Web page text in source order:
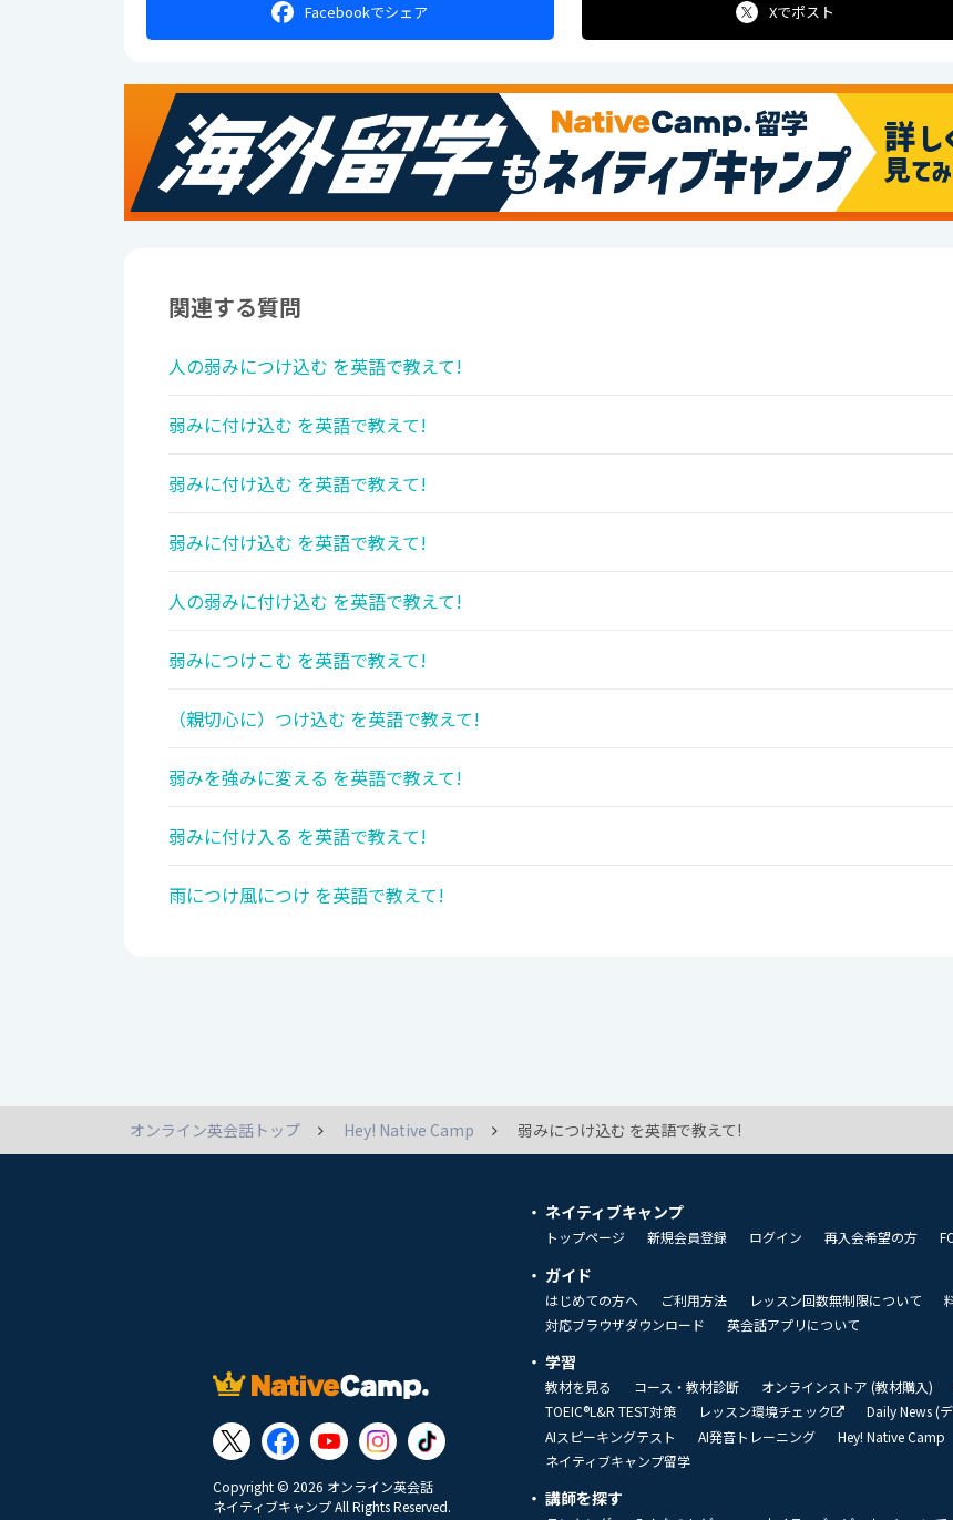
Facebookでシェア Xでポスト
関連する質問
人の弱みにつけ込む を英語で教えて!
弱みに付け込む を英語で教えて!
弱みに付け込む を英語で教えて!
弱みに付け込む を英語で教えて!
人の弱みに付け込む を英語で教えて!
弱みにつけこむ を英語で教えて!
（親切心に）つけ込む を英語で教えて!
弱みを強みに変える を英語で教えて!
弱みに付け入る を英語で教えて!
雨につけ風につけ を英語で教えて!
オンライン英会話トップ Hey! Native Camp 弱みにつけ込む を英語で教えて!
Copyright © 2026 オンライン英会話
ネイティブキャンプ All Rights Reserved.
ネイティブキャンプ
トップページ 新規会員登録 ログイン 再入会希望の方
ガイド
はじめての方へ ご利用方法 レッスン回数無制限について
対応ブラウザダウンロード
英会話アプリについて
学習
教材を見る コース・教材診断 オンラインストア (教材購入)
TOEIC®L&R TEST対策
レッスン環境チェック Daily News (
AIスピーキングテスト
AI発音トレーニング Hey! Native Camp
ネイティブキャンプ留学
講師を探す